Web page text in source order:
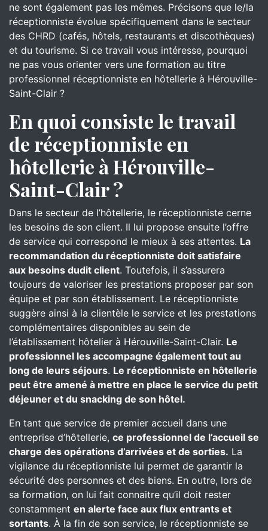
ne sont également pas les mêmes. Précisons que le/la
réceptionniste évolue spécifiquement dans le secteur
des CHRD (cafés, hôtels, restaurants et discothèques)
et du tourisme. Si ce travail vous intéresse, pourquoi
ne pas vous orienter vers une formation au titre
professionnel réceptionniste en hôtellerie à Hérouville-
Saint-Clair ?
En quoi consiste le travail
de réceptionniste en
hôtellerie à Hérouville-
Saint-Clair ?
Dans le secteur de l’hôtellerie, le réceptionniste cerne
les besoins de son client. Il lui propose ensuite l’offre
de service qui correspond le mieux à ses attentes. La
recommandation du réceptionniste doit satisfaire
aux besoins dudit client. Toutefois, il s’assurera
toujours de valoriser les prestations proposer par son
équipe et par son établissement. Le réceptionniste
suggère ainsi à la clientèle le service et les prestations
complémentaires disponibles au sein de
l’établissement hôtelier à Hérouville-Saint-Clair. Le
professionnel les accompagne également tout au
long de leurs séjours. Le réceptionniste en hôtellerie
peut être amené à mettre en place le service du petit
déjeuner et du snacking de son hôtel.
En tant que service de premier accueil dans une
entreprise d’hôtellerie, ce professionnel de l’accueil se
charge des opérations d’arrivées et de sorties. La
vigilance du réceptionniste lui permet de garantir la
sécurité des personnes et des biens. En outre, lors de
sa formation, on lui fait connaitre qu’il doit rester
constamment en alerte face aux flux entrants et
sortants. À la fin de son service, le réceptionniste se